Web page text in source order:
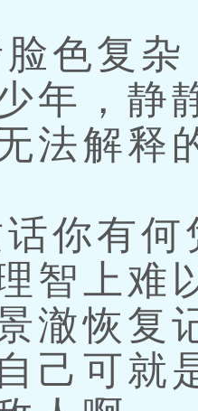
色复杂
年，静
法解释
你有何
智上难
澈恢复
己可就